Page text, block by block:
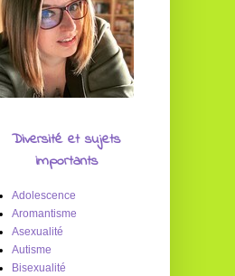
Diversité et sujets
importants
Adolescence
Aromantisme
Asexualité
Autisme
Bisexualité